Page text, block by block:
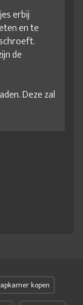
erbij
en te
de
Deze zal
kopen